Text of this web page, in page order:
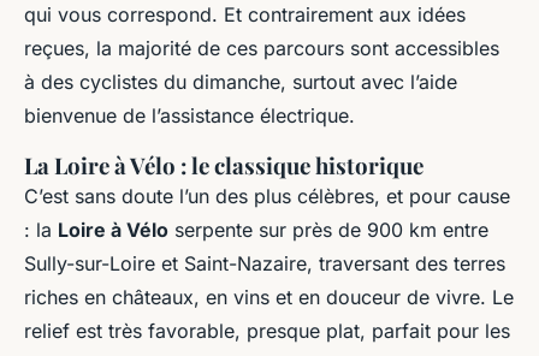
qui vous correspond. Et contrairement aux idées
reçues, la majorité de ces parcours sont accessibles
à des cyclistes du dimanche, surtout avec l’aide
bienvenue de l’assistance électrique.
La Loire à Vélo : le classique historique
C’est sans doute l’un des plus célèbres, et pour cause
: la Loire à Vélo serpente sur près de 900 km entre
Sully-sur-Loire et Saint-Nazaire, traversant des terres
riches en châteaux, en vins et en douceur de vivre. Le
relief est très favorable, presque plat, parfait pour les